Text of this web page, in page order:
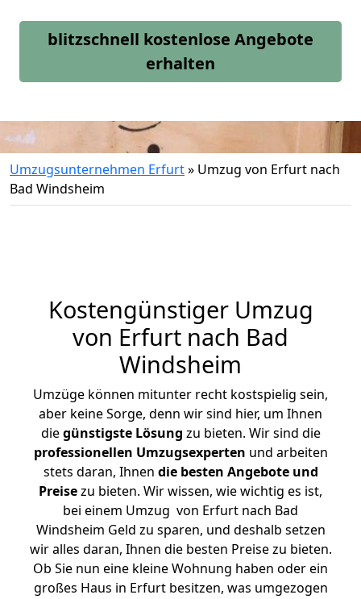
blitzschnell kostenlose Angebote
erhalten
Umzugsunternehmen Erfurt» Umzug von Erfurt nach
Bad Windsheim
Kostengünstiger Umzug
von Erfurt nach Bad
Windsheim
Umzüge können mitunter recht kostspielig sein,
aber keine Sorge, denn wir sind hier, um Ihnen
diegünstigste Lösung zu bieten. Wir sind die
professionellen Umzugsexperten und arbeiten
stets daran, Ihnen die besten Angebote und
Preisezu bieten. Wir wissen, wie wichtig es ist,
bei einem Umzug von Erfurt nach Bad
Windsheim Geld zu sparen, und deshalb setzen
wir alles daran, Ihnen die besten Preise zu bieten.
Ob Sie nun eine kleine Wohnung haben oder ein
großes Haus in Erfurt besitzen, was umgezogen